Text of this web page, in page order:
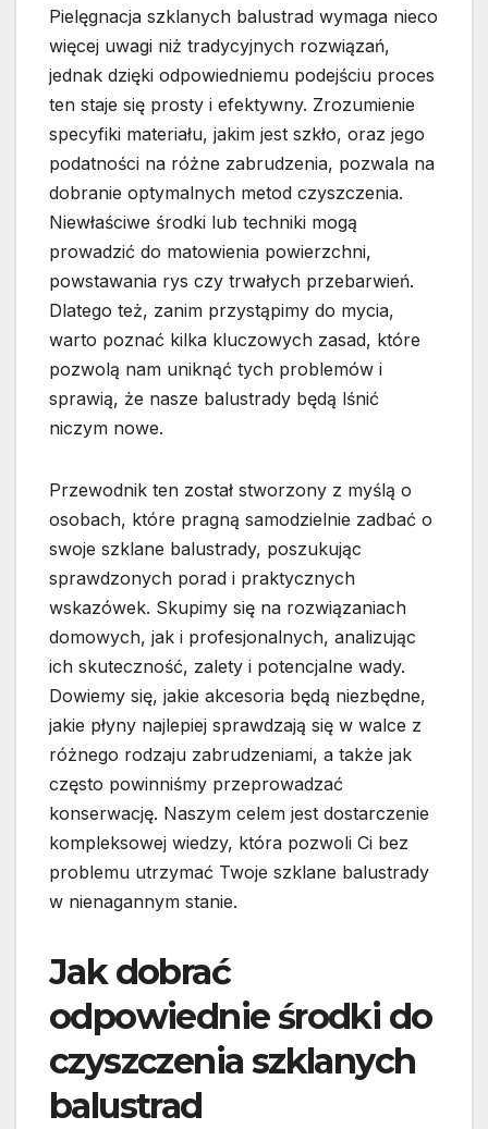
Pielęgnacja szklanych balustrad wymaga nieco
więcej uwagi niż tradycyjnych rozwiązań,
jednak dzięki odpowiedniemu podejściu proces
ten staje się prosty i efektywny. Zrozumienie
specyfiki materiału, jakim jest szkło, oraz jego
podatności na różne zabrudzenia, pozwala na
dobranie optymalnych metod czyszczenia.
Niewłaściwe środki lub techniki mogą
prowadzić do matowienia powierzchni,
powstawania rys czy trwałych przebarwień.
Dlatego też, zanim przystąpimy do mycia,
warto poznać kilka kluczowych zasad, które
pozwolą nam uniknąć tych problemów i
sprawią, że nasze balustrady będą lśnić
niczym nowe.
Przewodnik ten został stworzony z myślą o
osobach, które pragną samodzielnie zadbać o
swoje szklane balustrady, poszukując
sprawdzonych porad i praktycznych
wskazówek. Skupimy się na rozwiązaniach
domowych, jak i profesjonalnych, analizując
ich skuteczność, zalety i potencjalne wady.
Dowiemy się, jakie akcesoria będą niezbędne,
jakie płyny najlepiej sprawdzają się w walce z
różnego rodzaju zabrudzeniami, a także jak
często powinniśmy przeprowadzać
konserwację. Naszym celem jest dostarczenie
kompleksowej wiedzy, która pozwoli Ci bez
problemu utrzymać Twoje szklane balustrady
w nienagannym stanie.
Jak dobrać
odpowiednie środki do
czyszczenia szklanych
balustrad